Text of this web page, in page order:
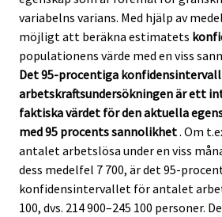
variabelns varians. Med hjälp av
möjligt att beräkna estimatets
populationens värde med en viss
Det 95-procentiga konfidensintervall
arbetskraftsundersökningen är ett
faktiska värdet för den aktuella
med 95 procents sannolikhet. Om
antalet arbetslösa under en viss
dess medelfel 7 700, är det 95-
konfidensintervallet för antalet
100, dvs. 214 900–245 100 personer.